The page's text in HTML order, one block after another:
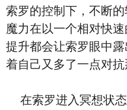
索罗的控制下，不断的
魔力在以一个相对快
提升都会让索罗眼中
着自己又多了一点对抗
在索罗进入冥想状